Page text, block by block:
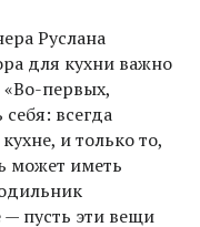
Руслана
для кухни важно
первых,
всегда
и только то,
может иметь
— пусть эти вещи